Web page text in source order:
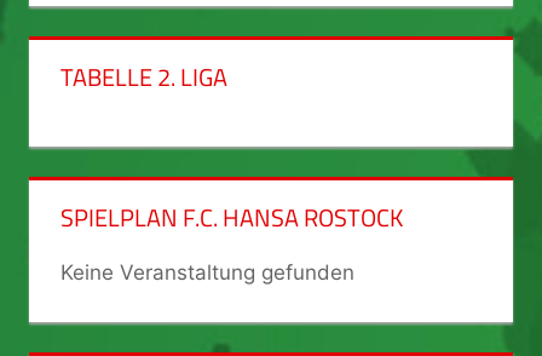
TABELLE 2. LIGA
SPIELPLAN F.C. HANSA ROSTOCK
Keine Veranstaltung gefunden